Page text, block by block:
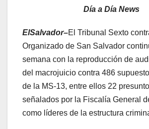
Día a Día News
ElSalvador–El Tribunal Sexto
Organizado de San Salvador
semana con la reproducción de
del macrojuicio contra 486
de la MS-13, entre ellos 22
señalados por la Fiscalía General
como líderes de la estructura